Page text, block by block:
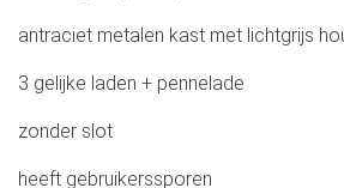
antraciet metalen kast met lichtgrijs
3 gelijke laden + pennelade
zonder slot
heeft gebruikerssporen